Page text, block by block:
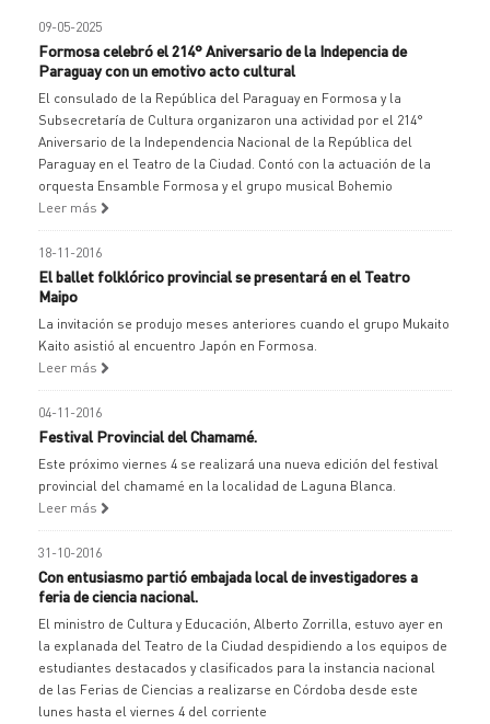
09-05-2025
Formosa celebró el 214° Aniversario de la Indepencia de
Paraguay con un emotivo acto cultural
El consulado de la República del Paraguay en Formosa y la
Subsecretaría de Cultura organizaron una actividad por el 214°
Aniversario de la Independencia Nacional de la República del
Paraguay en el Teatro de la Ciudad. Contó con la actuación de la
orquesta Ensamble Formosa y el grupo musical Bohemio
Leer más
18-11-2016
El ballet folklórico provincial se presentará en el Teatro
Maipo
La invitación se produjo meses anteriores cuando el grupo Mukaito
Kaito asistió al encuentro Japón en Formosa.
Leer más
04-11-2016
Festival Provincial del Chamamé.
Este próximo viernes 4 se realizará una nueva edición del festival
provincial del chamamé en la localidad de Laguna Blanca.
Leer más
31-10-2016
Con entusiasmo partió embajada local de investigadores a
feria de ciencia nacional.
El ministro de Cultura y Educación, Alberto Zorrilla, estuvo ayer en
la explanada del Teatro de la Ciudad despidiendo a los equipos de
estudiantes destacados y clasificados para la instancia nacional
de las Ferias de Ciencias a realizarse en Córdoba desde este
lunes hasta el viernes 4 del corriente